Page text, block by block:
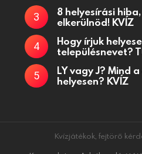
8 helyesírási
elkerülnöd! KVÍZ
Hogy írjuk
településnevet?
LY vagy J? Mind
helyesen? KVÍZ
Kvízjátékok, fejtörő